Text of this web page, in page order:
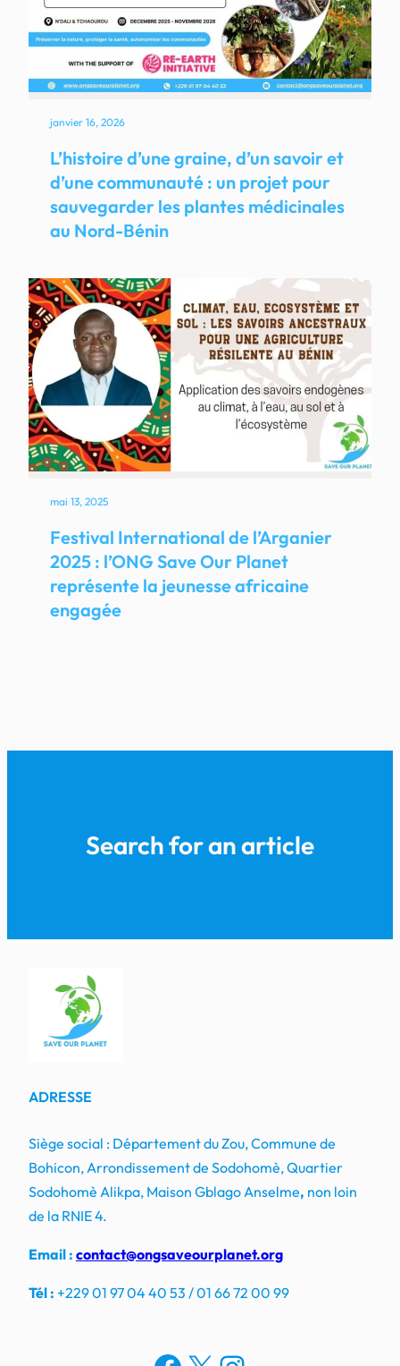
janvier 16, 2026
L’histoire d’une graine, d’un savoir et
d’une communauté : un projet pour
sauvegarder les plantes médicinales
au Nord-Bénin
mai 13, 2025
Festival International de l’Arganier
2025 : l’ONG Save Our Planet
représente la jeunesse africaine
engagée
Search for an article
ADRESSE
Siège social : Département du Zou, Commune de
Bohicon, Arrondissement de Sodohomè, Quartier
Sodohomè Alikpa, Maison Gblago Anselme, non loin
de la RNIE 4.
Email : contact@ongsaveourplanet.org
Tél : +229 01 97 04 40 53 / 01 66 72 00 99